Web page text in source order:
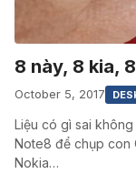
8 này, 8 kia,
October 5, 2017
Liệu có gì sai
Note8 để chụp con
Nokia…